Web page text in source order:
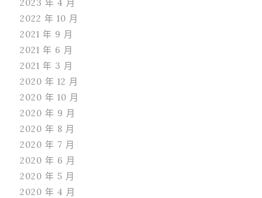
2023 年 4 月
2022 年 10 月
2021 年 9 月
2021 年 6 月
2021 年 3 月
2020 年 12 月
2020 年 10 月
2020 年 9 月
2020 年 8 月
2020 年 7 月
2020 年 6 月
2020 年 5 月
2020 年 4 月